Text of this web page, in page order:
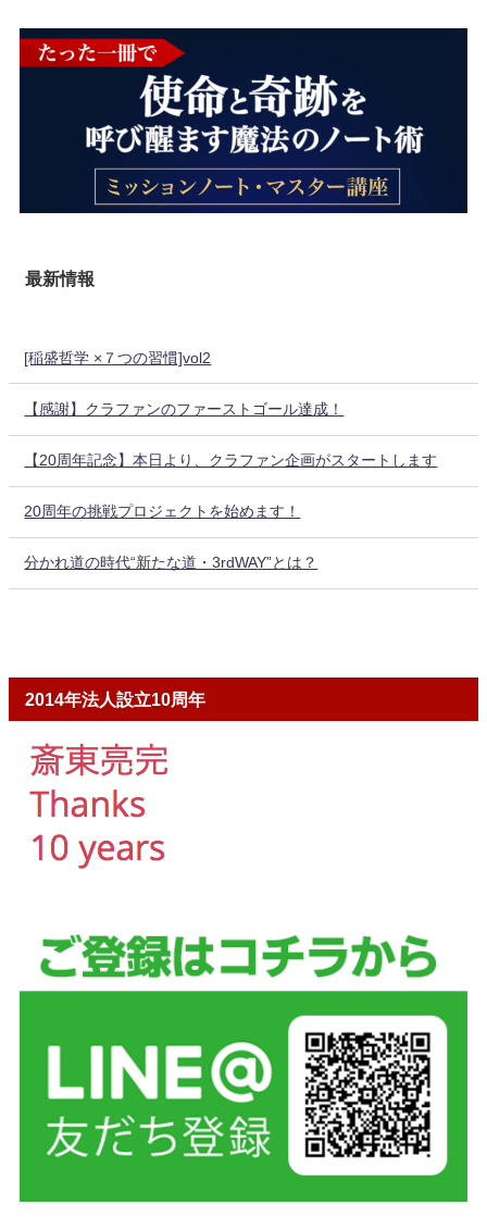
最新情報
[稲盛哲学 ×７つの習慣]vol2
【感謝】クラファンのファーストゴール達成！
【20周年記念】本日より、クラファン企画がスタートします
20周年の挑戦プロジェクトを始めます！
分かれ道の時代“新たな道・3rdWAY”とは？
2014年法人設立10周年